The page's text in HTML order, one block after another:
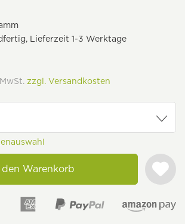
Lieferzeit 1-3 Werktage
zzgl. Versandkosten
den Warenkorb